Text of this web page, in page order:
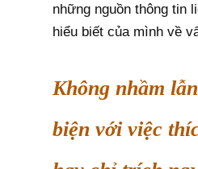
những nguồn thông tin
hiểu biết của mình về
Không nhầm
biện với việc